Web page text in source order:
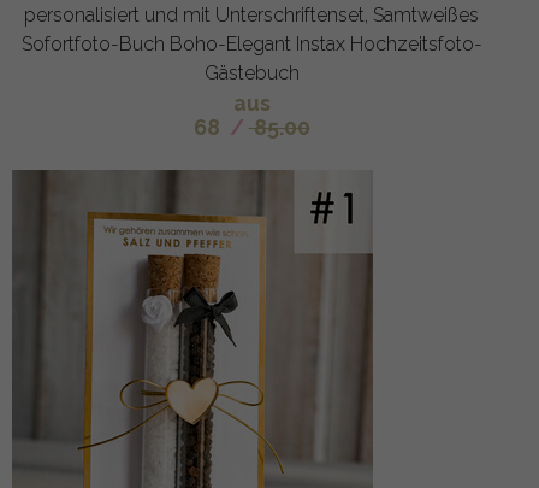
personalisiert und mit Unterschriftenset, Samtweißes
Sofortfoto-Buch Boho-Elegant Instax Hochzeitsfoto-
Gästebuch
aus
68 / 85.00